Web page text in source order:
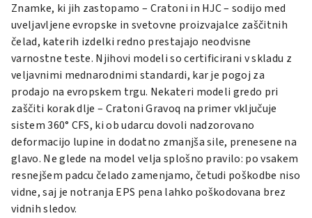
Znamke, ki jih zastopamo – Cratoni in HJC – sodijo med
uveljavljene evropske in svetovne proizvajalce zaščitnih
čelad, katerih izdelki redno prestajajo neodvisne
varnostne teste. Njihovi modeli so certificirani v skladu z
veljavnimi mednarodnimi standardi, kar je pogoj za
prodajo na evropskem trgu. Nekateri modeli gredo pri
zaščiti korak dlje – Cratoni Gravoq na primer vključuje
sistem 360° CFS, ki ob udarcu dovoli nadzorovano
deformacijo lupine in dodatno zmanjša sile, prenesene na
glavo. Ne glede na model velja splošno pravilo: po vsakem
resnejšem padcu čelado zamenjamo, četudi poškodbe niso
vidne, saj je notranja EPS pena lahko poškodovana brez
vidnih sledov.